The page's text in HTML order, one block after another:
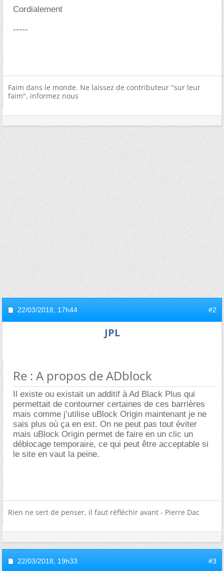
Cordialement
-----
Faim dans le monde. Ne laissez de contributeur "sur leur
faim", informez nous
22/03/2018, 17h44 #2
JPL
Re : A propos de ADblock
Il existe ou existait un additif à Ad Black Plus qui
permettait de contourner certaines de ces barrières
mais comme j’utilise uBlock Origin maintenant je ne
sais plus où ça en est. On ne peut pas tout éviter
mais uBlock Origin permet de faire en un clic un
déblocage temporaire, ce qui peut être acceptable si
le site en vaut la peine.
Rien ne sert de penser, il faut réfléchir avant - Pierre Dac
22/03/2018, 19h33 #3